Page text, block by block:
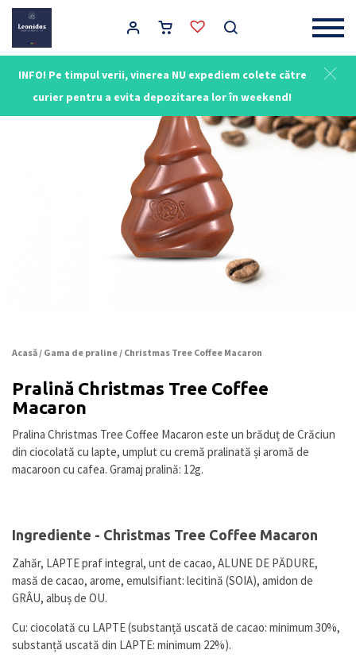
INFO! Pe timpul verii, vinerea NU expediem colete către
curier pentru a evita depozitarea lor în weekend!
Main Navigation
Acasă / Gama de praline / Christmas Tree Coffee Macaron
Pralină Christmas Tree Coffee
Macaron
Pralina Christmas Tree Coffee Macaron este un brăduț de Crăciun
din ciocolată cu lapte, umplut cu cremă pralinată și aromă de
macaroon cu cafea. Gramaj pralină: 12g.
Ingrediente - Christmas Tree Coffee Macaron
Zahăr, LAPTE praf integral, unt de cacao, ALUNE DE PĂDURE,
masă de cacao, arome, emulsifiant: lecitină (SOIA), amidon de
GRÂU, albuș de OU.
Cu: ciocolată cu LAPTE (substanță uscată de cacao: minimum 30%,
substanță uscată din LAPTE: minimum 22%).